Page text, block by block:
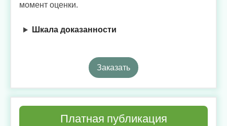
момент оценки.
Шкала доказанности
Заказать
Платная публикация